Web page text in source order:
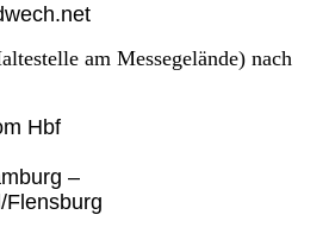
am Messegelände) nach
Hbf
–
Flensburg